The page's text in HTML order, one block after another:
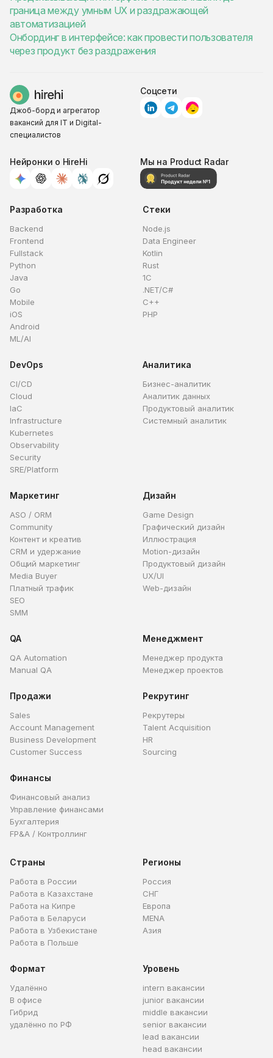
граница между умным UX и раздражающей
автоматизацией
Онбординг в интерфейсе: как провести пользователя
через продукт без раздражения
Джоб-борд и агрегатор
вакансий для IT и Digital-
специалистов
Соцсети
Нейронки о HireHi Мы на Product Radar
Разработка
Backend
Frontend
Fullstack
Python
Java
Go
Mobile
iOS
Android
ML/AI
Стеки
Node.js
Data Engineer
Kotlin
Rust
1C
.NET/C#
C++
PHP
DevOps
CI/CD
Cloud
IaC
Infrastructure
Kubernetes
Observability
Security
SRE/Platform
Аналитика
Бизнес-аналитик
Аналитик данных
Продуктовый аналитик
Системный аналитик
Маркетинг
ASO / ORM
Community
Контент и креатив
CRM и удержание
Общий маркетинг
Media Buyer
Платный трафик
SEO
SMM
Дизайн
Game Design
Графический дизайн
Иллюстрация
Motion-дизайн
Продуктовый дизайн
UX/UI
Web-дизайн
QA
QA Automation
Manual QA
Менеджмент
Менеджер продукта
Менеджер проектов
Продажи
Sales
Account Management
Business Development
Customer Success
Рекрутинг
Рекрутеры
Talent Acquisition
HR
Sourcing
Финансы
Финансовый анализ
Управление финансами
Бухгалтерия
FP&A / Контроллинг
Страны
Работа в России
Работа в Казахстане
Работа на Кипре
Работа в Беларуси
Работа в Узбекистане
Работа в Польше
Регионы
Россия
СНГ
Европа
MENA
Азия
Формат
Удалённо
В офисе
Гибрид
удалённо по РФ
Уровень
intern вакансии
junior вакансии
middle вакансии
senior вакансии
lead вакансии
head вакансии